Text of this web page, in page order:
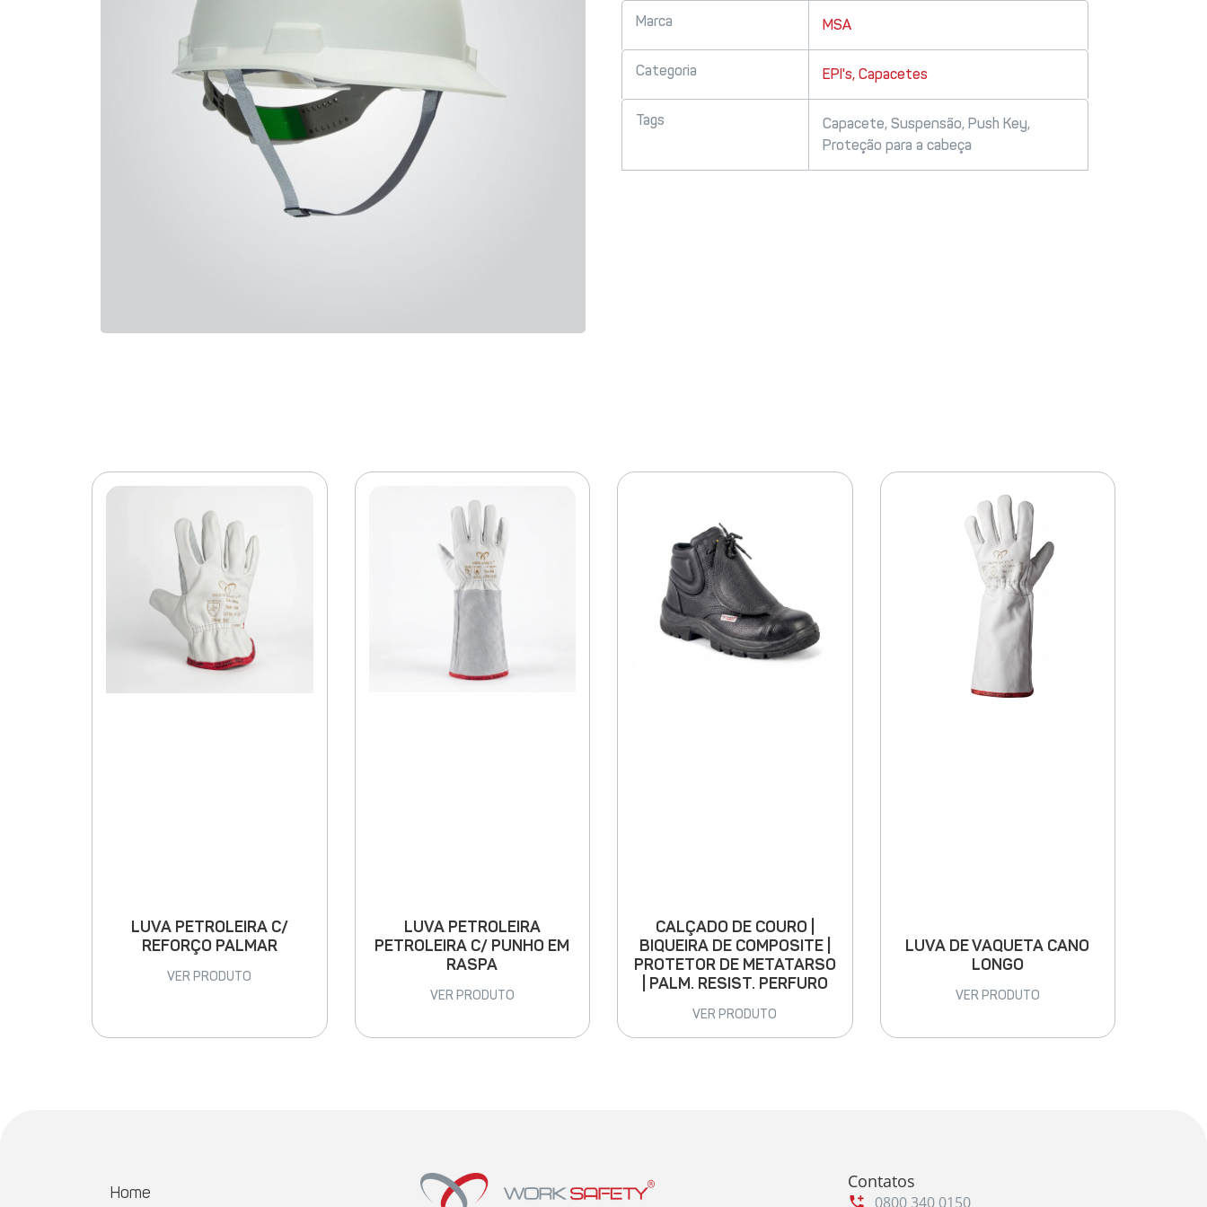
Marca MSA
Categoria EPI's, Capacetes
Tags Capacete, Suspensão, Push Key,
Proteção para a cabeça
LUVA PETROLEIRA C/
REFORÇO PALMAR
VER PRODUTO
LUVA PETROLEIRA
PETROLEIRA C/ PUNHO EM
RASPA
VER PRODUTO
CALÇADO DE COURO |
BIQUEIRA DE COMPOSITE |
PROTETOR DE METATARSO
| PALM. RESIST. PERFURO
VER PRODUTO
LUVA DE VAQUETA CANO
LONGO
VER PRODUTO
Home
Contatos
0800 340 0150